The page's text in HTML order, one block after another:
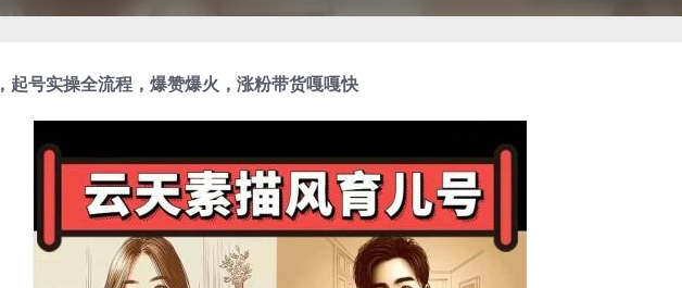
，起号实操全流程，爆赞爆火，涨粉带货嘎嘎快